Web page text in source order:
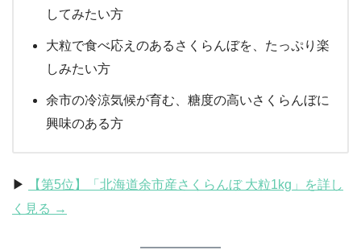
してみたい方
大粒で食べ応えのあるさくらんぼを、たっぷり楽
しみたい方
余市の冷涼気候が育む、糖度の高いさくらんぼに
興味のある方
▶︎
【第5位】「北海道余市産さくらんぼ 大粒1kg」を詳し
く見る →